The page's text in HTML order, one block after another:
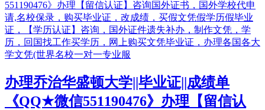
办理乔治华盛顿大学||毕业证||成绩单
《QQ★微信551190476》办理【留信认